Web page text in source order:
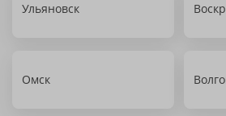
Ульяновск
Омск